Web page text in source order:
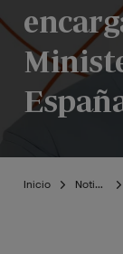
Inicio Noticias